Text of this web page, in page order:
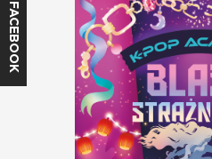
FACEBOOK